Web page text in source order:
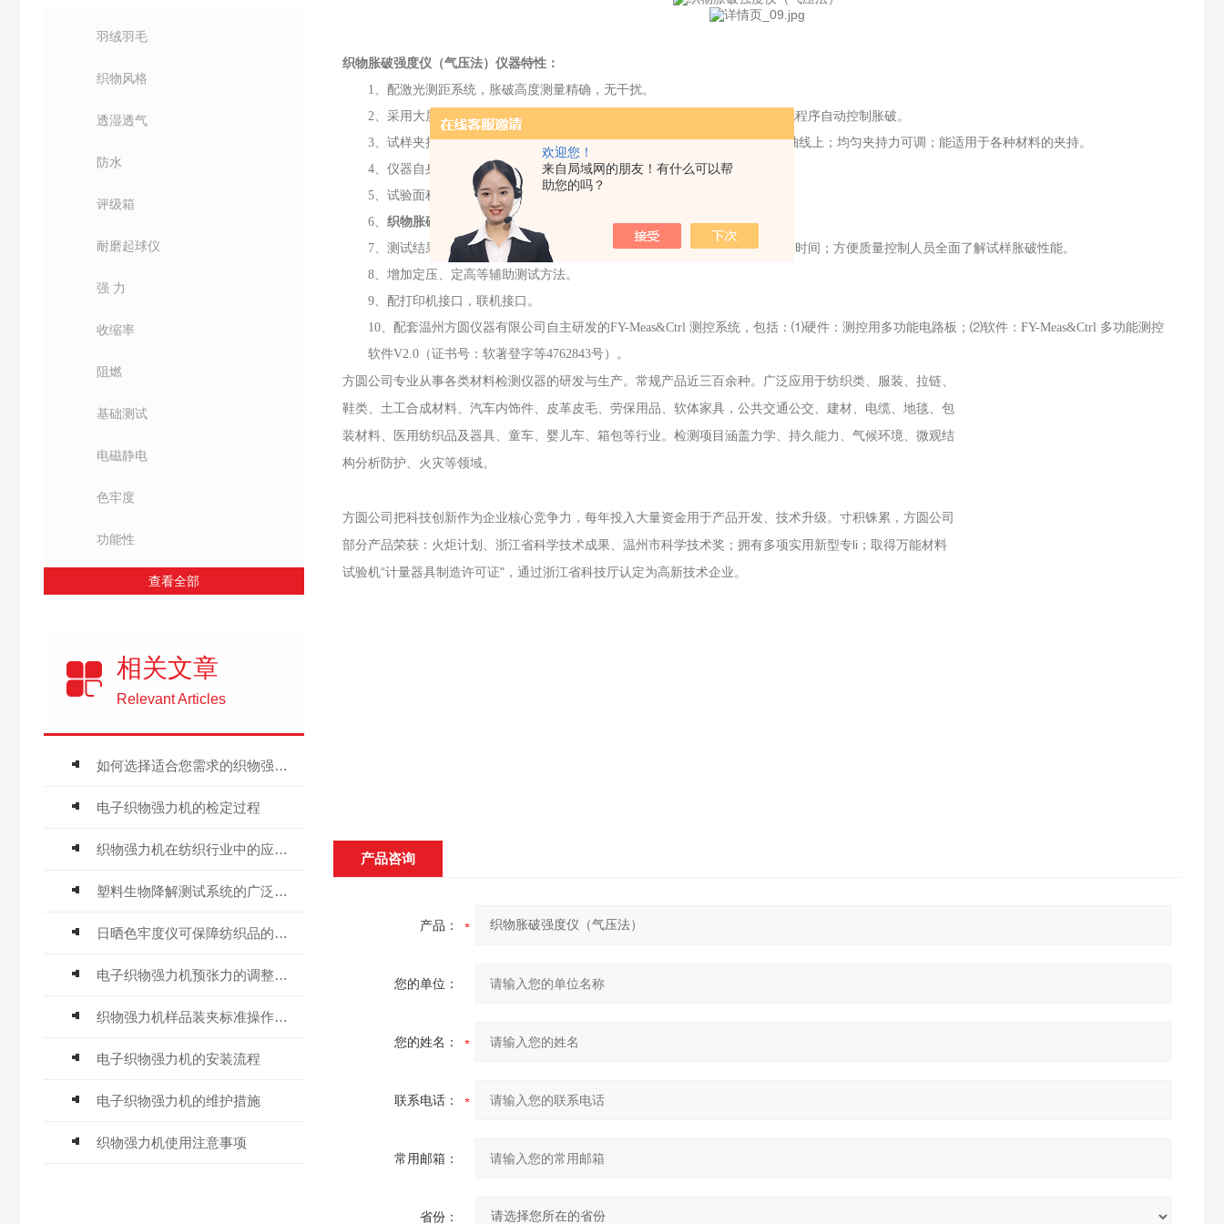
欢迎您！
来自局域网的朋友！有什么可以帮
助您的吗？
羽绒羽毛
织物风格
透湿透气
防水
评级箱
耐磨起球仪
强 力
收缩率
阻燃
基础测试
电磁静电
色牢度
功能性
查看全部
相关文章
Relevant Articles
如何选择适合您需求的织物强力机
电子织物强力机的检定过程
织物强力机在纺织行业中的应用与发展
塑料生物降解测试系统的广泛适用性
日晒色牢度仪可保障纺织品的质量
电子织物强力机预张力的调整技巧
织物强力机样品装夹标准操作指南
电子织物强力机的安装流程
电子织物强力机的维护措施
织物强力机使用注意事项
织物胀破强度仪（气压法） 仪器特性：
1、配激光测距系统，胀破高度测量精确，无干扰。
2、采用大屏幕触摸彩屏控制，中（英）文菜单操作（两种语言可选），微机程序自动控制胀破。
3、试样夹持面为特别齿形夹面，自动气动夹持,试样夹紧力与胀破力在同一轴线上；均匀夹持力可调；能适用于各种材料的夹持。
4、仪器自身台面选用特种铝，材质轻便，表面光洁，不易生锈。
5、试验面积可更换，适应不同标准的要求。
6、 织物胀破强度仪（气压法） 配伺服驱动器及电机，加压速率大范围可调
7、测试结果表达丰富如：胀破
压力
、膜片压力、胀破强力、胀破高度、胀破时间；方便质量控制人员全面了解试样胀破性能。
8、增加定压、定高等辅助测试方法。
9、配打印机接口，联机接口。
10、配套温州方圆仪器有限公司自主研发的FY-Meas&Ctrl 测控系统，包括：⑴硬件：测控用多功能电路板；⑵软件：FY-Meas&Ctrl 多功能测控
软件V2.0（证书号：软著登字等4762843号）。
方圆公司专业从事各类材料检测仪器的研发与生产。常规产品近三百余种。广泛应用于纺织类、服装、拉链、
鞋类、土工合成材料、汽车内饰件、皮革皮毛、劳保用品、软体家具，公共交通公交、建材、电缆、地毯、包
装材料、医用纺织品及器具、童车、婴儿车、箱包等行业。检测项目涵盖力学、持久能力、气候环境、微观结
构分析防护、火灾等领域。
方圆公司把科技创新作为企业核心竞争力，每年投入大量资金用于产品开发、技术升级。寸积铢累，方圆公司
部分产品荣获：火炬计划、浙江省科学技术成果、温州市科学技术奖；拥有多项实用新型专li；取得万能材料
试验机“计量器具制造许可证"，通过浙江省科技厅认定为高新技术企业。
产品咨询
产品：
您的单位：
您的姓名：
联系电话：
常用邮箱：
省份：